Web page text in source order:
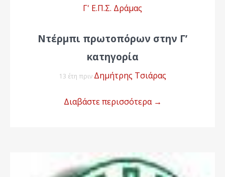
Γ' Ε.Π.Σ. Δράμας
Ντέρμπι πρωτοπόρων στην Γ’
κατηγορία
13 έτη πριν Δημήτρης Τσιάρας
Διαβάστε περισσότερα →